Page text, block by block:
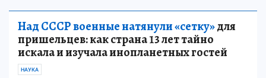
Над СССР военные натянули «сетку»для
пришельцев: как страна 13 лет тайно
искала и изучала инопланетных гостей
НАУКА